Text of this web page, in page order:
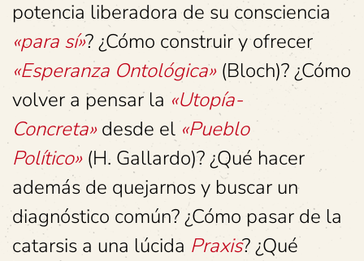
potencia liberadora de su consciencia
«para sí»? ¿Cómo construir y ofrecer
«Esperanza Ontológica»(Bloch)? ¿Cómo
volver a pensar la «Utopía-
Concreta»desde el «Pueblo
Político»(H. Gallardo)? ¿Qué hacer
además de quejarnos y buscar un
diagnóstico común? ¿Cómo pasar de la
catarsis a una lúcida Praxis? ¿Qué